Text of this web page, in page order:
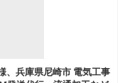
、兵庫県尼崎市 電気工事